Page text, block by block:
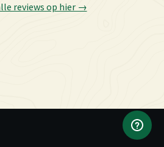
reviews op hier →